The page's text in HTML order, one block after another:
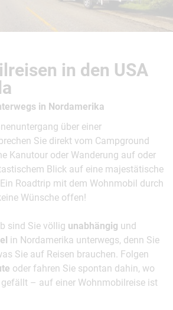
in den USA
in Nordamerika
über einer
Sie direkt vom Campground
Kanutour oder Wanderung auf oder
Blick auf eine majestätische
Roadtrip mit dem Wohnmobil durch
Wünsche offen!
sind Sie völlig unabhängig und
in Nordamerika unterwegs, denn Sie
Sie auf Reisen brauchen. Folgen
oder fahren Sie spontan dahin, wo
– auf einer Wohnmobilreise ist